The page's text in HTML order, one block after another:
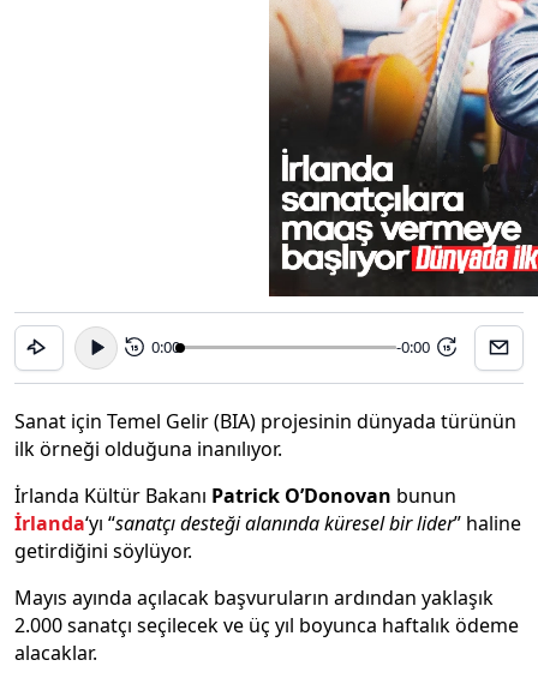
15 0:00 -0:00 15
Sanat için Temel Gelir (BIA) projesinin dünyada türünün
ilk örneği olduğuna inanılıyor.
İrlanda Kültür Bakanı Patrick O’Donovan bunun
İrlanda‘yı “sanatçı desteği alanında küresel bir lider” haline
getirdiğini söylüyor.
Mayıs ayında açılacak başvuruların ardından yaklaşık
2.000 sanatçı seçilecek ve üç yıl boyunca haftalık ödeme
alacaklar.